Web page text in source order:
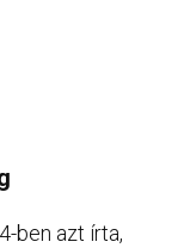
ben azt írta,